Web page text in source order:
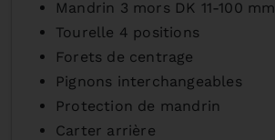
Mandrin 3 mors DK 11-100 mm
Tourelle 4 positions
Forets de centrage
Pignons interchangeables
Protection de mandrin
Carter arrière